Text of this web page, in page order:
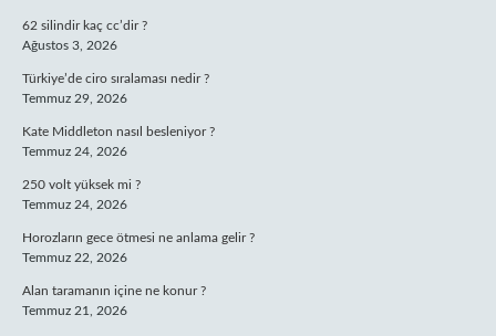
62 silindir kaç cc’dir ?
Ağustos 3, 2026
Türkiye’de ciro sıralaması nedir ?
Temmuz 29, 2026
Kate Middleton nasıl besleniyor ?
Temmuz 24, 2026
250 volt yüksek mi ?
Temmuz 24, 2026
Horozların gece ötmesi ne anlama gelir ?
Temmuz 22, 2026
Alan taramanın içine ne konur ?
Temmuz 21, 2026